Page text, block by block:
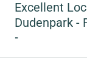
Excellent
Dudenpark -
-